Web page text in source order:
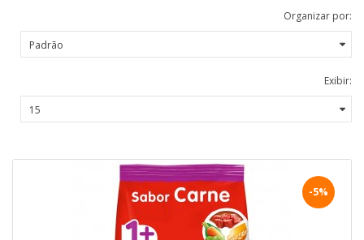
Organizar por:
Exibir:
-5%